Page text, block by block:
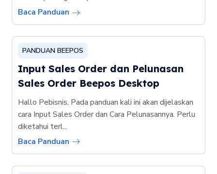
Baca Panduan
PANDUAN BEEPOS
Input Sales Order dan Pelunasan
Sales Order Beepos Desktop
Hallo Pebisnis, Pada panduan kali ini akan dijelaskan
cara Input Sales Order dan Cara Pelunasannya. Perlu
diketahui terl...
Baca Panduan